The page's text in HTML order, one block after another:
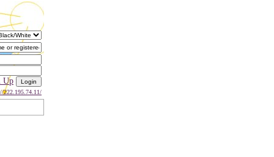
Up
222.195.74.11/